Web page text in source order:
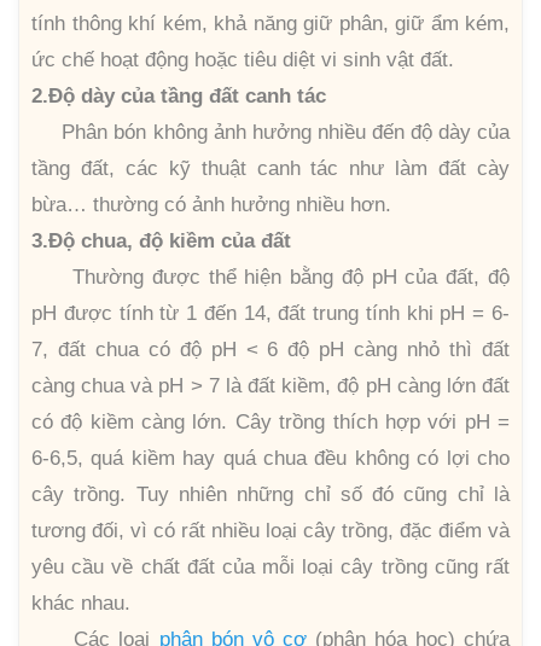
tính thông khí kém, khả năng giữ phân, giữ ẩm kém,
ức chế hoạt động hoặc tiêu diệt vi sinh vật đất.
2.Độ dày của tầng đất canh tác
Phân bón không ảnh hưởng nhiều đến độ dày của
tầng đất, các kỹ thuật canh tác như làm đất cày
bừa… thường có ảnh hưởng nhiều hơn.
3.Độ chua, độ kiềm của đất
Thường được thể hiện bằng độ pH của đất, độ
pH được tính từ 1 đến 14, đất trung tính khi pH = 6-
7, đất chua có độ pH < 6 độ pH càng nhỏ thì đất
càng chua và pH > 7 là đất kiềm, độ pH càng lớn đất
có độ kiềm càng lớn. Cây trồng thích hợp với pH =
6-6,5, quá kiềm hay quá chua đều không có lợi cho
cây trồng. Tuy nhiên những chỉ số đó cũng chỉ là
tương đối, vì có rất nhiều loại cây trồng, đặc điểm và
yêu cầu về chất đất của mỗi loại cây trồng cũng rất
khác nhau.
Các loại phân bón vô cơ (phân hóa học) chứa